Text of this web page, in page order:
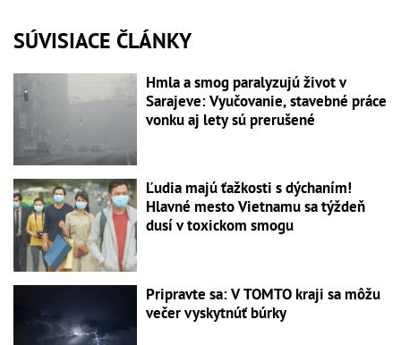
SÚVISIACE ČLÁNKY
Hmla a smog paralyzujú život v
Sarajeve: Vyučovanie, stavebné práce
vonku aj lety sú prerušené
Ľudia majú ťažkosti s dýchaním!
Hlavné mesto Vietnamu sa týždeň
dusí v toxickom smogu
Pripravte sa: V TOMTO kraji sa môžu
večer vyskytnúť búrky